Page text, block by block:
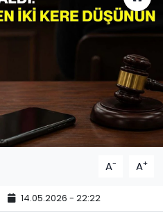
A- A+
14.05.2026 - 22:22